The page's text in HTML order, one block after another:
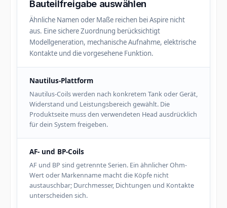
Bauteilfreigabe auswählen
Ähnliche Namen oder Maße reichen bei Aspire nicht
aus. Eine sichere Zuordnung berücksichtigt
Modellgeneration, mechanische Aufnahme, elektrische
Kontakte und die vorgesehene Funktion.
Nautilus-Plattform
Nautilus-Coils werden nach konkretem Tank oder Gerät,
Widerstand und Leistungsbereich gewählt. Die
Produktseite muss den verwendeten Head ausdrücklich
für dein System freigeben.
AF- und BP-Coils
AF und BP sind getrennte Serien. Ein ähnlicher Ohm-
Wert oder Markenname macht die Köpfe nicht
austauschbar; Durchmesser, Dichtungen und Kontakte
unterscheiden sich.